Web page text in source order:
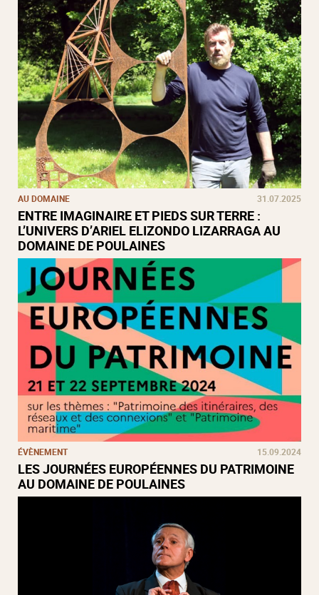
AU DOMAINE 31.07.2025
ENTRE IMAGINAIRE ET PIEDS SUR TERRE :
L’UNIVERS D’ARIEL ELIZONDO LIZARRAGA AU
DOMAINE DE POULAINES
ÉVÈNEMENT 15.09.2024
LES JOURNÉES EUROPÉENNES DU PATRIMOINE
AU DOMAINE DE POULAINES